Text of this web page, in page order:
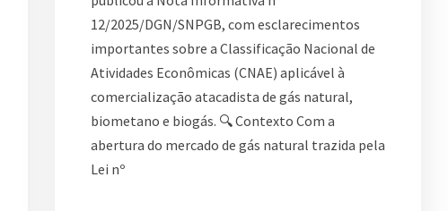
12/2025/DGN/SNPGB, com esclarecimentos
importantes sobre a Classificação Nacional de
Atividades Econômicas (CNAE) aplicável à
comercialização atacadista de gás natural,
biometano e biogás. 🔍 Contexto Com a
abertura do mercado de gás natural trazida pela
Lei nº